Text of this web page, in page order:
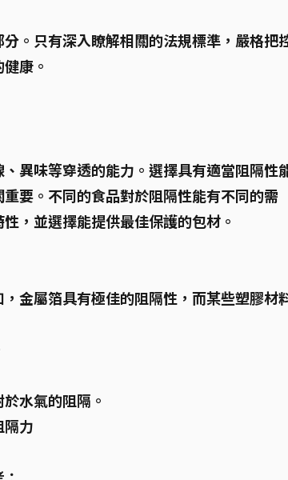
。只有深入瞭解相關的法規標準，嚴格把
康。
異味等穿透的能力。選擇具有適當阻隔性
要。不同的食品對於阻隔性能有不同的需
，並選擇能提供最佳保護的包材。
金屬箔具有極佳的阻隔性，而某些塑膠材
水氣的阻隔。
隔力